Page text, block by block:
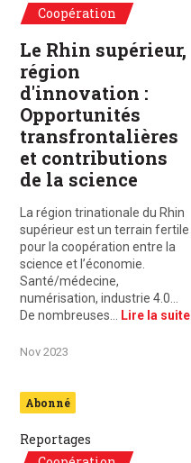
Coopération
Le Rhin supérieur,
région
d'innovation :
Opportunités
transfrontalières
et contributions
de la science
La région trinationale du Rhin
supérieur est un terrain fertile
pour la coopération entre la
science et l’économie.
Santé/médecine,
numérisation, industrie 4.0…
De nombreuses…
Lire la suite
Nov 2023
Abonné
Reportages